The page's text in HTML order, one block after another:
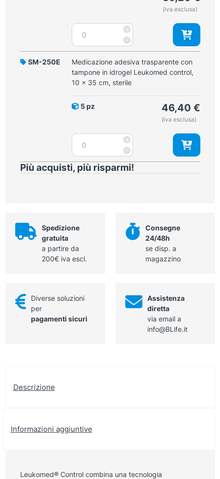
cm,
sterile
quantità
(iva esclusa)
-
Medicazione
adesiva
trasparente
con
tampone
in
control,
cm,
sterile
quantità
+
SM-250E
Medicazione adesiva trasparente con
tampone in idrogel Leukomed control,
10 x 35 cm, sterile
5 pz 46,40 €
(iva esclusa)
-
Medicazione
adesiva
trasparente
con
10
35
cm,
+
Più acquisti, più risparmi!
Spedizione
gratuita
a partire da
200€ iva escl.
Consegne
24/48h
se disp. a
magazzino
Diverse soluzioni
per
pagamenti sicuri
Assistenza
diretta
via email a
info@BLife.it
Descrizione
Informazioni aggiuntive
Leukomed® Control combina una tecnologia